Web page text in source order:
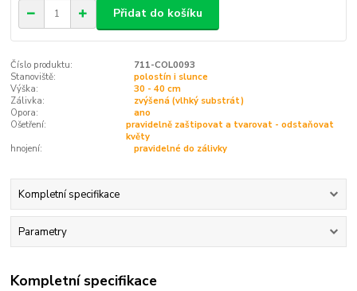
Přidat do košíku
Číslo produktu:
711-COL0093
Stanoviště:
polostín i slunce
Výška:
30 - 40 cm
Zálivka:
zvýšená (vlhký substrát)
Opora:
ano
Ošetření:
pravidelně zaštipovat a tvarovat - odstaňovat
květy
hnojení:
pravidelné do zálivky
Kompletní specifikace
Parametry
Kompletní specifikace